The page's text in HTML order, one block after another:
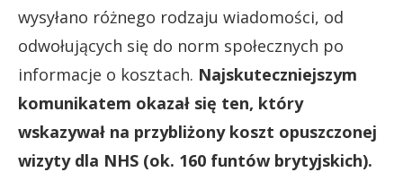
wysyłano różnego rodzaju wiadomości, od
odwołujących się do norm społecznych po
informacje o kosztach. Najskuteczniejszym
komunikatem okazał się ten, który
wskazywał na przybliżony koszt opuszczonej
wizyty dla NHS (ok. 160 funtów brytyjskich).